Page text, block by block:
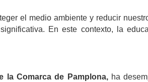
el medio ambiente y reducir
En este contexto, la
la Comarca de Pamplona, ha